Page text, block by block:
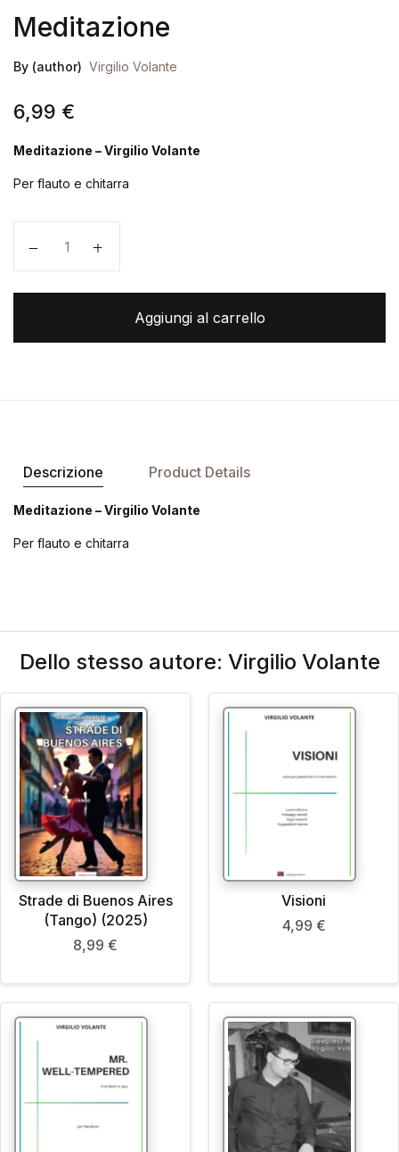
Meditazione
By (author) Virgilio Volante
6,99 €
Meditazione – Virgilio Volante
Per flauto e chitarra
Aggiungi al carrello
Descrizione Product Details
Meditazione – Virgilio Volante
Per flauto e chitarra
Dello stesso autore: Virgilio Volante
Strade di Buenos Aires
(Tango) (2025)
8,99 €
Visioni
4,99 €